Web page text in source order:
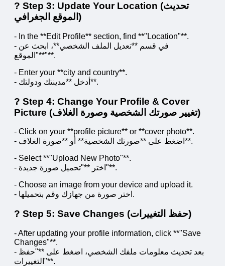
? Step 3: Update Your Location (تحديث
الموقع الجغرافي)
- In the **Edit Profile** section, find **"Location"**.
- في قسم **تعديل الملف الشخصي**، ابحث عن
**"الموقع"**.
- Enter your **city and country**.
- أدخل **مدينتك ودولتك**.
? Step 4: Change Your Profile & Cover
Picture (تغيير صورتك الشخصية وصورة الغلاف)
- Click on your **profile picture** or **cover photo**.
- اضغط على **صورتك الشخصية** أو **صورة الغلاف**.
- Select **"Upload New Photo"**.
- اختر **"تحميل صورة جديدة"**.
- Choose an image from your device and upload it.
- اختر صورة من جهازك وقم بتحميلها.
? Step 5: Save Changes (حفظ التغييرات)
- After updating your profile information, click **"Save
Changes"**.
- بعد تحديث معلومات ملفك الشخصي، اضغط على **"حفظ
التغييرات"**.